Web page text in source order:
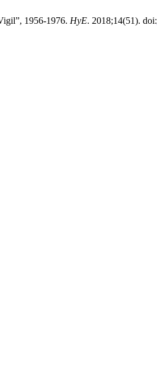
1956-1976. HyE. 2018;14(51). doi: